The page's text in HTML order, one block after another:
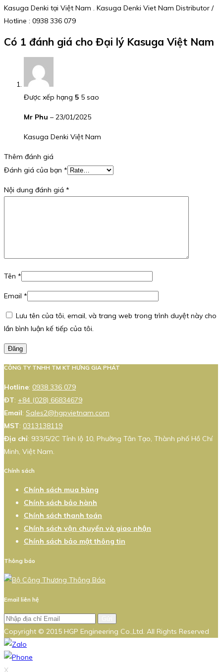
Kasuga Denki tại Việt Nam . Kasuga Denki Viet Nam Distributor /
Hotline : 0938 336 079
Có 1 đánh giá cho Đại lý Kasuga Việt Nam
Được xếp hạng 5 5 sao
Mr Phu – 23/01/2025
Kasuga Denki Việt Nam
Thêm đánh giá
Đánh giá của bạn *
Nội dung đánh giá *
Tên *
Email *
Lưu tên của tôi, email, và trang web trong trình duyệt này cho
lần bình luận kế tiếp của tôi.
Đăng
CÔNG TY TNHH TM KT HƯNG GIA PHÁT
Hotline: 0938 336 079
ĐT: +84 (028) 66834679
Email: Sales2@hgpvietnam.com
MST: 0313138119
Địa chỉ: 933/5/2C Tỉnh lộ 10, Phường Tân Tạo, Thành phố Hồ Chí
Minh, Việt Nam.
Chính sách
Chính sách mua hàng
Chính sách bảo hành
Chính sách thanh toán
Chính sách vận chuyển và giao nhận
Chính sách bảo mật thông tin
Thông báo
Email liên hệ
Copyright © 2015 HGP Engineering Co.,Ltd. All Rights Reserved
X